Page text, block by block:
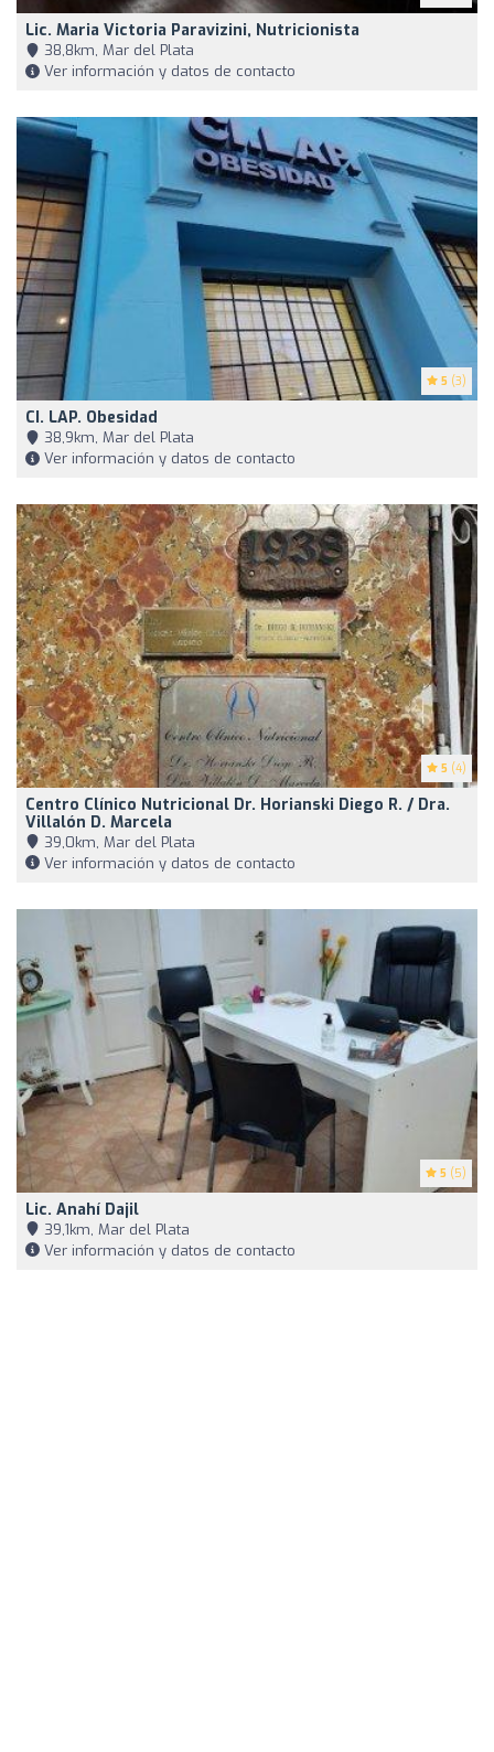
Lic. Maria Victoria Paravizini, Nutricionista
38,8km, Mar del Plata
Ver información y datos de contacto
5 (3)
CI. LAP. Obesidad
38,9km, Mar del Plata
Ver información y datos de contacto
5 (4)
Centro Clínico Nutricional Dr. Horianski Diego R. / Dra.
Villalón D. Marcela
39,0km, Mar del Plata
Ver información y datos de contacto
5 (5)
Lic. Anahí Dajil
39,1km, Mar del Plata
Ver información y datos de contacto